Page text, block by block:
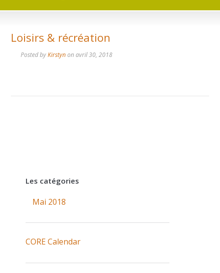
Loisirs & récréation
Posted byKirstynonavril 30, 2018
Les catégories
Mai 2018
CORE Calendar